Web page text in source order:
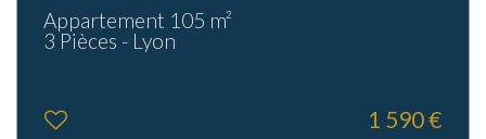
Appartement 105 m²
3 Pièces - Lyon
1 590 €